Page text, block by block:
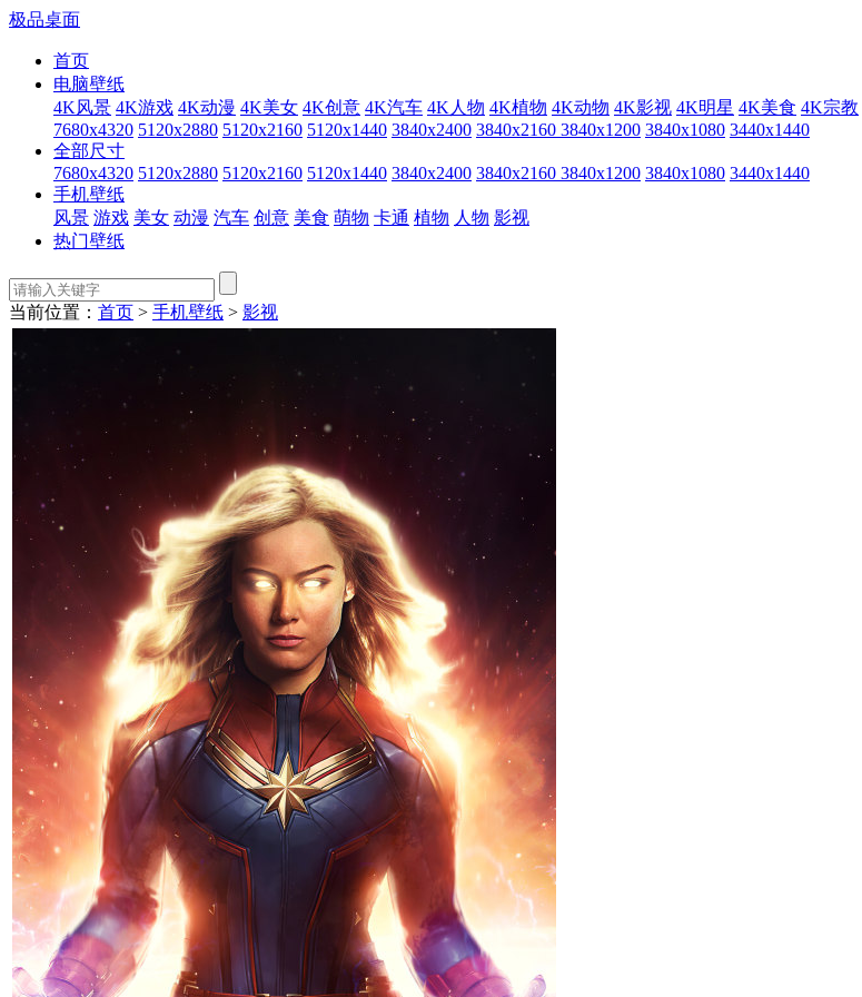
极品桌面
首页
电脑壁纸
4K风景 4K游戏 4K动漫 4K美女 4K创意 4K汽车 4K人物 4K植物 4K动物 4K影视 4K明星 4K美食 4K宗教
7680x4320 5120x2880 5120x2160 5120x1440 3840x2400 3840x2160 3840x1200 3840x1080 3440x1440
全部尺寸
7680x4320 5120x2880 5120x2160 5120x1440 3840x2400 3840x2160 3840x1200 3840x1080 3440x1440
手机壁纸
风景 游戏 美女 动漫 汽车 创意 美食 萌物 卡通 植物 人物 影视
热门壁纸
当前位置： 首页 > 手机壁纸 > 影视